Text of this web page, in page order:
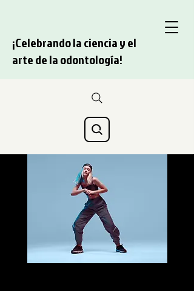
¡Celebrando la ciencia y el
arte de la odontología!